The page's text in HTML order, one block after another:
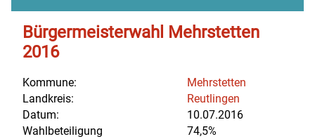
Bürgermeisterwahl Mehrstetten
2016
Kommune:
Mehrstetten
Landkreis:
Reutlingen
Datum:
10.07.2016
Wahlbeteiligung
74,5%